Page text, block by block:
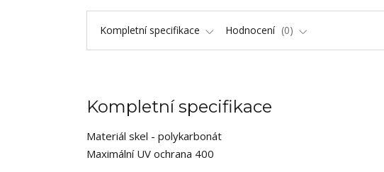
Kompletní specifikace Hodnocení 0
Kompletní specifikace
Materiál skel - polykarbonát
Maximální UV ochrana 400